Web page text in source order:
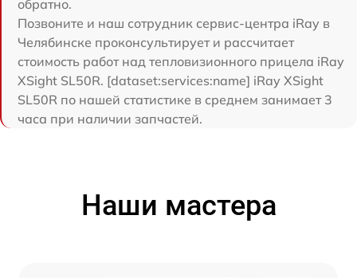
обратно.
Позвоните и наш сотрудник сервис-центра iRay в
Челябинске проконсультирует и рассчитает
стоимость работ над тепловизионного прицела iRay
ХSight SL50R. [dataset:services:name] iRay ХSight
SL50R по нашей статистике в среднем занимает 3
часа при наличии запчастей.
Наши мастера